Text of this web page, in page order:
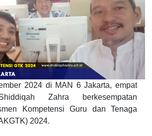
2024 di MAN 6 Jakarta, empat
Zahra berkesempatan
Kompetensi Guru dan Tenaga
2024.